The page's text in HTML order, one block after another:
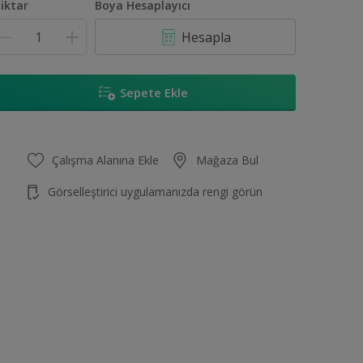
Boya Hesaplayıcı
Hesapla
Sepete Ekle
Çalışma Alanına Ekle Mağaza Bul
Görselleştirici uygulamanızda rengi görün